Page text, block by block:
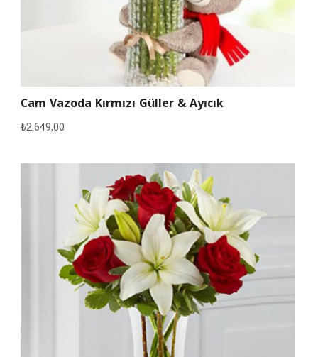
Cam Vazoda Kırmızı Güller & Ayıcık
₺2.649,00